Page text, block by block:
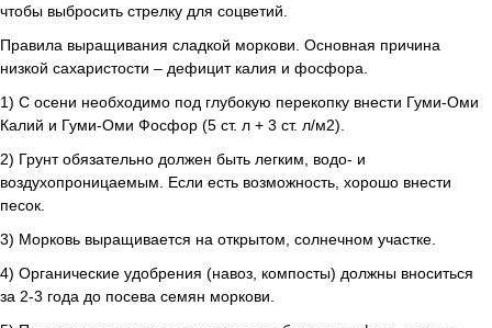
чтобы выбросить стрелку для соцветий.
Правила выращивания сладкой моркови. Основная причина
низкой сахаристости – дефицит калия и фосфора.
1) С осени необходимо под глубокую перекопку внести Гуми-Оми
Калий и Гуми-Оми Фосфор (5 ст. л + 3 ст. л/м2).
2) Грунт обязательно должен быть легким, водо- и
воздухопроницаемым. Если есть возможность, хорошо внести
песок.
3) Морковь выращивается на открытом, солнечном участке.
4) Органические удобрения (навоз, компосты) должны вноситься
за 2-3 года до посева семян моркови.